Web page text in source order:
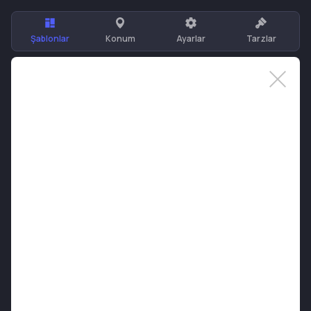
Şablonlar Konum Ayarlar Tarzlar